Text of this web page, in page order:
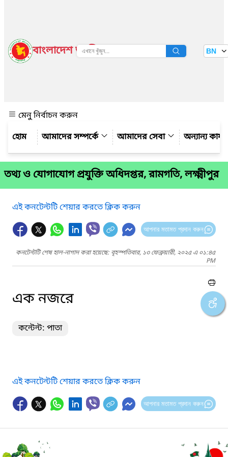
বাংলাদেশ জাতীয় তথ্য বাতায়ন BN
মেনু নির্বাচন করুন
আমাদের সম্পর্কে
আমাদের সেবা অন্যান্য
তথ্য ও যোগাযোগ প্রযুক্তি অধিদপ্তর, রামগতি, লক্ষ্মীপুর
এই কনটেন্টটি শেয়ার করতে ক্লিক করুন
আপনার মতামত প্রদান করুন
কনটেন্টটি শেষ হাল-নাগাদ করা হয়েছে: বৃহস্পতিবার, ১৩ ফেব্রুয়ারী, ২০২৫ এ ০১:৪৫
PM
এক নজরে
কন্টেন্ট: পাতা
এই কনটেন্টটি শেয়ার করতে ক্লিক করুন
আপনার মতামত প্রদান করুন